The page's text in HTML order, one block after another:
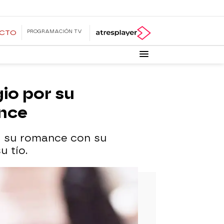
PROGRAMACIÓN TV
por su
su romance con su
tío.